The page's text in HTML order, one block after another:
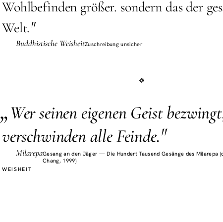
Wohlbefinden größer. sondern das der
Welt."
Buddhistische WeisheitZuschreibung unsicher
„Wer seinen eigenen Geist
verschwinden alle Feinde."
MilarepaGesang an den Jäger — Die Hundert Tausend Gesänge des Milarepa
Chang, 1999)
WEISHEIT